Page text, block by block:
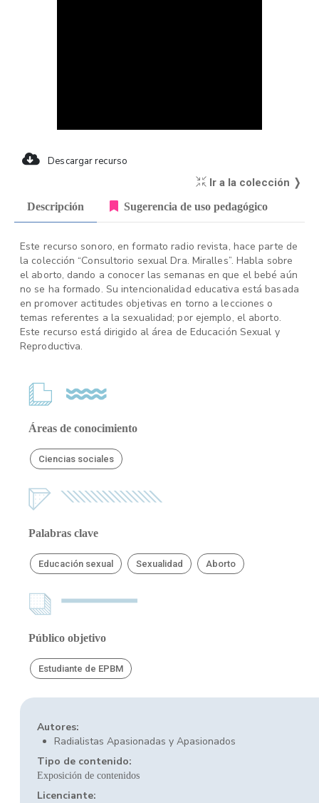
Descargar recurso
Ir a la colección ❭
Descripción Sugerencia de uso pedagógico
Este recurso sonoro, en formato radio revista, hace parte de
la colección “Consultorio sexual Dra. Miralles”. Habla sobre
el aborto, dando a conocer las semanas en que el bebé aún
no se ha formado. Su intencionalidad educativa está basada
en promover actitudes objetivas en torno a lecciones o
temas referentes a la sexualidad; por ejemplo, el aborto.
Este recurso está dirigido al área de Educación Sexual y
Reproductiva.
Áreas de conocimiento
Ciencias sociales
Palabras clave
Educación sexual Sexualidad Aborto
Público objetivo
Estudiante de EPBM
Autores:
Radialistas Apasionadas y Apasionados
Tipo de contenido:
Exposición de contenidos
Licenciante: